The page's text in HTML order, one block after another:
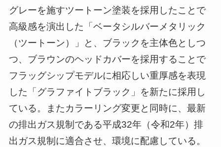
グレーを施すツートーン塗装を採用したことで
高級感を演出した「ベータシルバーメタリック
（ツートーン）」と、ブラックを主体色としつ
つ、ブラウンのヘッドカバーを採用することで
フラッグシップモデルに相応しい重厚感を表現
した「グラファイトブラック」を新たに採用し
ている。またカラーリング変更と同時に、最新
の排出ガス規制である平成32年（令和2年）排
出ガス規制に適合させ、環境に配慮している。